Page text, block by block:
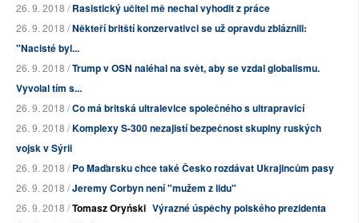
26. 9. 2018 /Rasistický učitel mě nechal vyhodit z práce
26. 9. 2018 /Někteří britští konzervativci se už opravdu zbláznili:
"Nacisté byl...
26. 9. 2018 /Trump v OSN naléhal na svět, aby se vzdal globalismu.
Vyvolal tím s...
26. 9. 2018 /Co má britská ultralevice společného s ultrapravicí
26. 9. 2018 /Komplexy S-300 nezajistí bezpečnost skupiny ruských
vojsk v Sýrii
26. 9. 2018 /Po Maďarsku chce také Česko rozdávat Ukrajincům pasy
26. 9. 2018 /Jeremy Corbyn není "mužem z lidu"
26. 9. 2018 /Tomasz Oryński Výrazné úspěchy polského prezidenta